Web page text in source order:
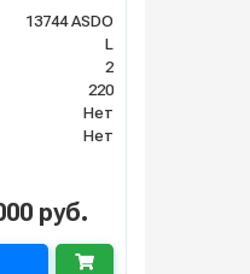
13744 ASDO
L
2
220
Нет
Нет
руб.